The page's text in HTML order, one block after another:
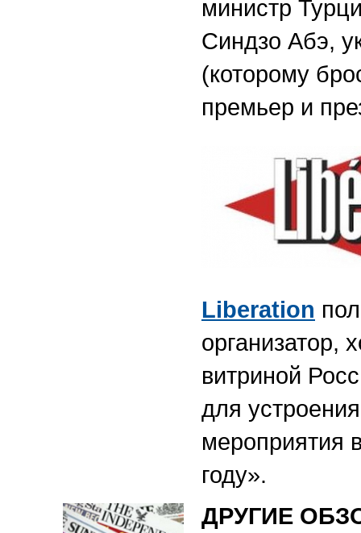
министр
Синдзо Абэ,
(которому
премьер и
Liberation
организатор,
витриной
для
мероприятия
году».
ДРУГИЕ